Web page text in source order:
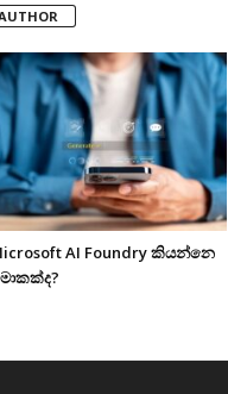
AI Foundry කියන්නෙ